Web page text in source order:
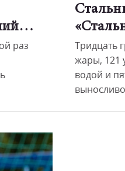
раз
Тридцать
жары, 121
водой и